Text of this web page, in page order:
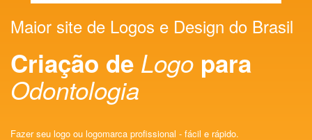
Maior site de Logos e Design do Brasil
Criação de Logo para
Odontologia
Fazer seu logo ou logomarca profissional - fácil e rápido.